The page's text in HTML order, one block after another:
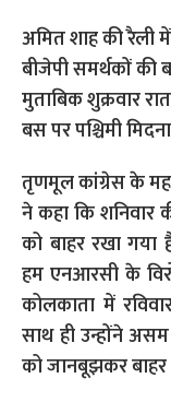
अमित शाह की रैली
बीजेपी समर्थकों की
मुताबिक शुक्रवार
बस पर पश्चिमी
तृणमूल कांग्रेस के
ने कहा कि शनिवार
को बाहर रखा गया
हम एनआरसी के
कोलकाता में
साथ ही उन्होंने
को जानबूझकर